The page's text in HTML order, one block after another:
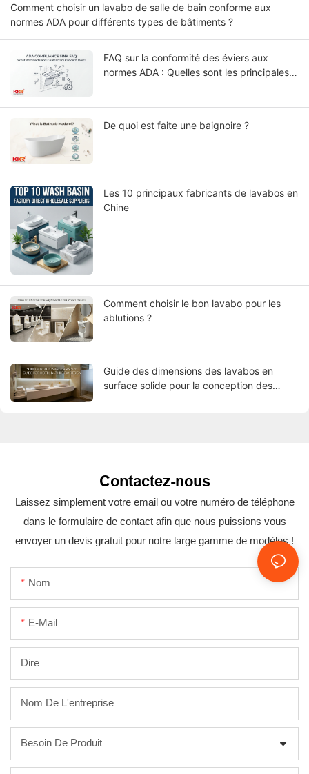
Comment choisir un lavabo de salle de bain conforme aux
normes ADA pour différents types de bâtiments ?
FAQ sur la conformité des éviers aux
normes ADA : Quelles sont les principales
De quoi est faite une baignoire ?
Les 10 principaux fabricants de lavabos en
Chine
Comment choisir le bon lavabo pour les
ablutions ?
Guide des dimensions des lavabos en
surface solide pour la conception des
Contactez-nous
Laissez simplement votre email ou votre numéro de téléphone
dans le formulaire de contact afin que nous puissions vous
envoyer un devis gratuit pour notre large gamme de modèles !
Nom
E-Mail
Dire
Nom De L'entreprise
Besoin De Produit